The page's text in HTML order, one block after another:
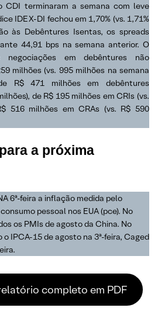
CDI terminaram a semana com leve
IDEX-DI fechou em 1,70% (vs. 1,71%
às Debêntures Isentas, os spreads
44,91 bps na semana anterior. O
em debêntures não
milhões (vs. 995 milhões na semana
R$ 471 milhões em debêntures
de R$ 195 milhões em CRIs (vs.
516 milhões em CRAs (vs. R$ 590
a próxima
6ª-feira a inflação medida pelo
pessoal nos EUA (pce). No
os PMIs de agosto da China. No
IPCA-15 de agosto na 3ª-feira, Caged
completo em PDF